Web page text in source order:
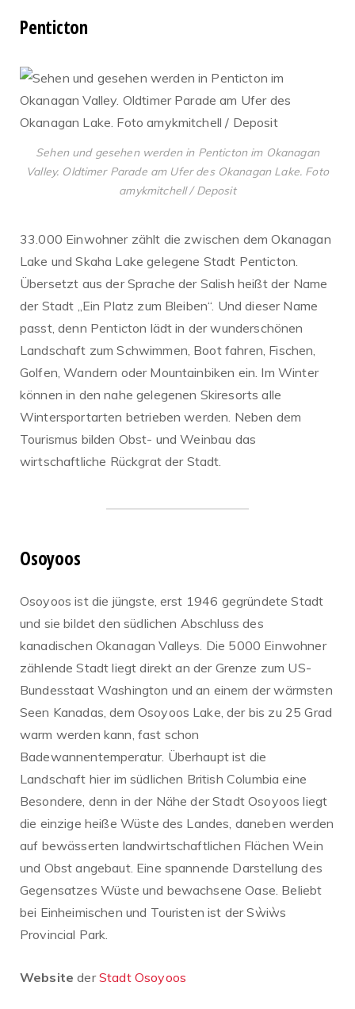
Penticton
Sehen und gesehen werden in Penticton im Okanagan
Valley. Oldtimer Parade am Ufer des Okanagan Lake. Foto
amykmitchell / Deposit
33.000 Einwohner zählt die zwischen dem Okanagan
Lake und Skaha Lake gelegene Stadt Penticton.
Übersetzt aus der Sprache der Salish heißt der Name
der Stadt „Ein Platz zum Bleiben“. Und dieser Name
passt, denn Penticton lädt in der wunderschönen
Landschaft zum Schwimmen, Boot fahren, Fischen,
Golfen, Wandern oder Mountainbiken ein. Im Winter
können in den nahe gelegenen Skiresorts alle
Wintersportarten betrieben werden. Neben dem
Tourismus bilden Obst- und Weinbau das
wirtschaftliche Rückgrat der Stadt.
Osoyoos
Osoyoos ist die jüngste, erst 1946 gegründete Stadt
und sie bildet den südlichen Abschluss des
kanadischen Okanagan Valleys. Die 5000 Einwohner
zählende Stadt liegt direkt an der Grenze zum US-
Bundesstaat Washington und an einem der wärmsten
Seen Kanadas, dem Osoyoos Lake, der bis zu 25 Grad
warm werden kann, fast schon
Badewannentemperatur. Überhaupt ist die
Landschaft hier im südlichen British Columbia eine
Besondere, denn in der Nähe der Stadt Osoyoos liegt
die einzige heiße Wüste des Landes, daneben werden
auf bewässerten landwirtschaftlichen Flächen Wein
und Obst angebaut. Eine spannende Darstellung des
Gegensatzes Wüste und bewachsene Oase. Beliebt
bei Einheimischen und Touristen ist der Sẁiẁs
Provincial Park.
Website derStadt Osoyoos